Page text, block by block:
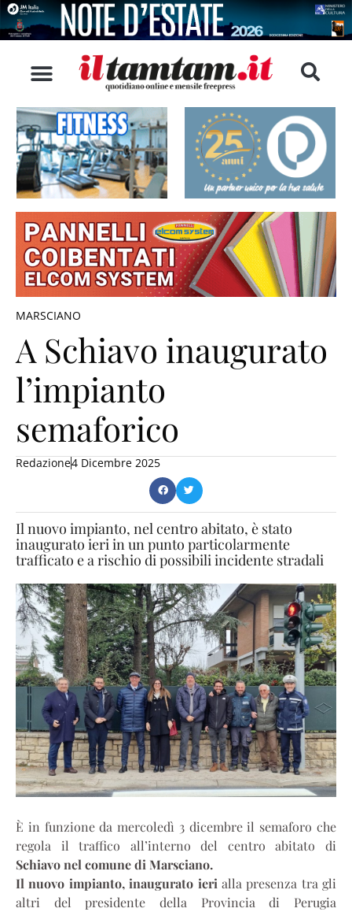
MARSCIANO
A Schiavo inaugurato
l’impianto
semaforico
Redazione4 Dicembre 2025
Il nuovo impianto, nel centro abitato, è stato
inaugurato ieri in un punto particolarmente
trafficato e a rischio di possibili incidente stradali
È in funzione da mercoledì 3 dicembre il semaforo che
regola il traffico all’interno del centro abitato di
Schiavo nel comune di Marsciano.
Il nuovo impianto, inaugurato ieri alla presenza tra gli
altri del presidente della Provincia di Perugia